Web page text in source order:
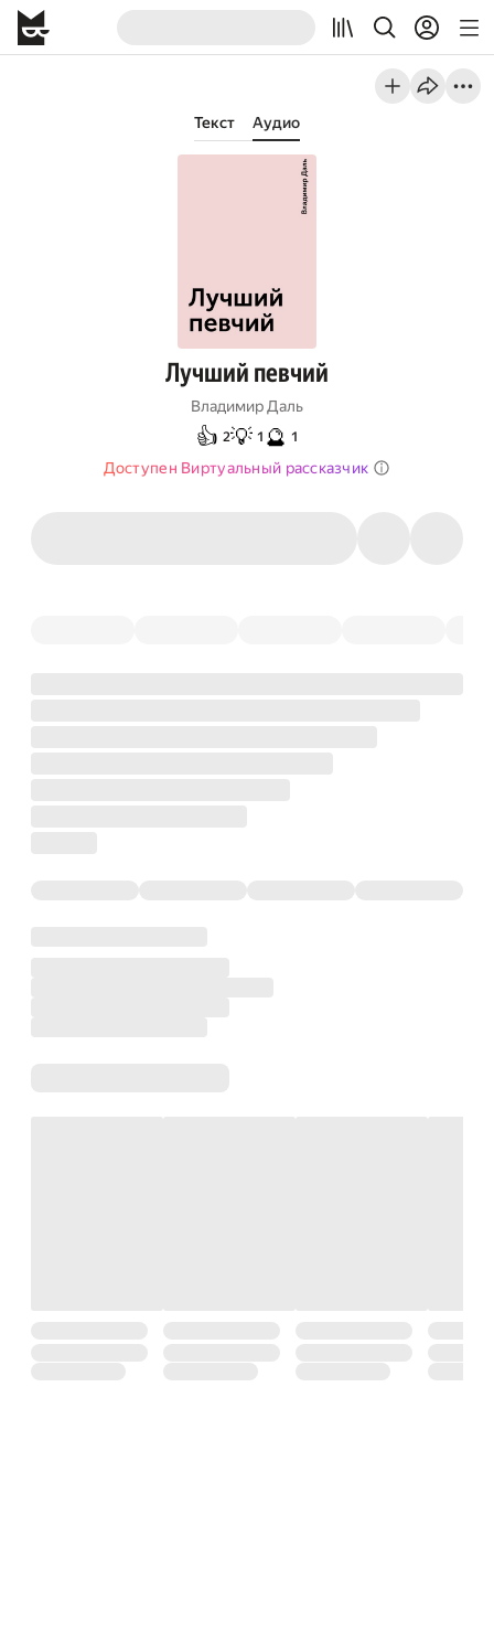
Текст Аудио
Лучший певчий
Владимир Даль
👍 2💡 1 🔮 1
Доступен Виртуальный рассказчик